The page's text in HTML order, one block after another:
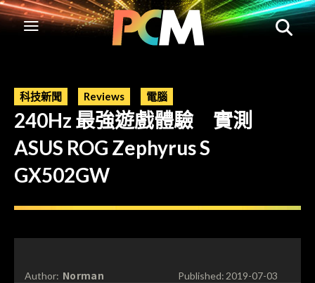
科技新聞 Reviews 電腦
240Hz 最強遊戲體驗 實測
ASUS ROG Zephyrus S
GX502GW
Author: Norman Published:2019-07-03